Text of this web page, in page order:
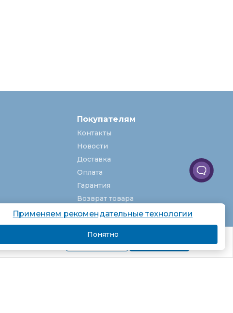
Подробнее Я согласен
Покупателям
Контакты
Новости
Доставка
Оплата
Гарантия
Возврат товара
Услуги
О компании
Вакансии
Карта сайта
Применяем рекомендательные технологии
Понятно